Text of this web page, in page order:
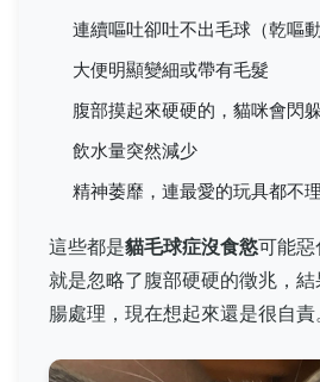
連續嘔吐卻吐不出毛球（乾嘔動
大便明顯變細或帶有毛髮
腹部摸起來硬硬的，貓咪會閃
飲水量突然減少
精神萎靡，連最愛的玩具都不理
這些都是貓毛球症沒食慾可能惡
就是忽略了腹部硬硬的徵兆，
腸處理，現在想起來還是很自責